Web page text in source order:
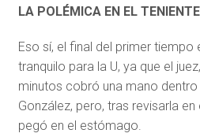
LA POLÉMICA EN EL TENIENTE
Eso sí, el final del primer tiempo
tranquilo para la U, ya que el
minutos cobró una mano
González, pero, tras revisarla en
pegó en el estómago.